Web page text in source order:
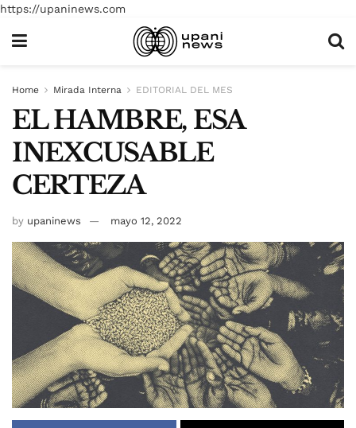
https://upaninews.com
Home Mirada Interna EDITORIAL DEL MES
EL HAMBRE, ESA
INEXCUSABLE
CERTEZA
by upaninews mayo 12, 2022